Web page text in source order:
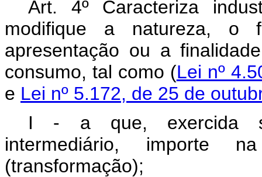
Art. 4º Caracteriza
modifique a natureza, o
apresentação ou a
consumo, tal como (Lei nº
e Lei nº 5.172, de 25 de
I - a que, exercida
intermediário, importe
(transformação);